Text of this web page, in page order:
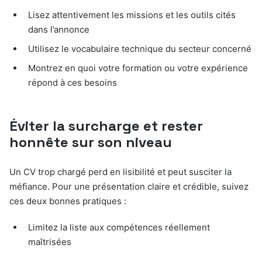
Lisez attentivement les missions et les outils cités
dans l’annonce
Utilisez le vocabulaire technique du secteur concerné
Montrez en quoi votre formation ou votre expérience
répond à ces besoins
Éviter la surcharge et rester
honnête sur son niveau
Un CV trop chargé perd en lisibilité et peut susciter la
méfiance. Pour une présentation claire et crédible, suivez
ces deux bonnes pratiques :
Limitez la liste aux compétences réellement
maîtrisées